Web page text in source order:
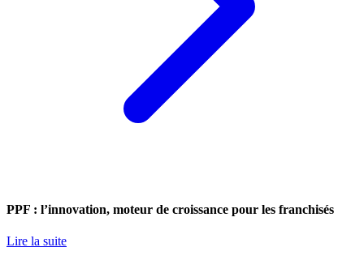
PPF : l’innovation, moteur de croissance pour les franchisés
Lire la suite